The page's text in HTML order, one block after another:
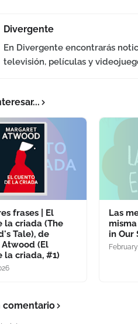
Divergente
En Divergente encontrarás
televisión, películas y
frases | El
la criada (The
Tale), de
(El
la criada, #1)
Las
in Our
comentario